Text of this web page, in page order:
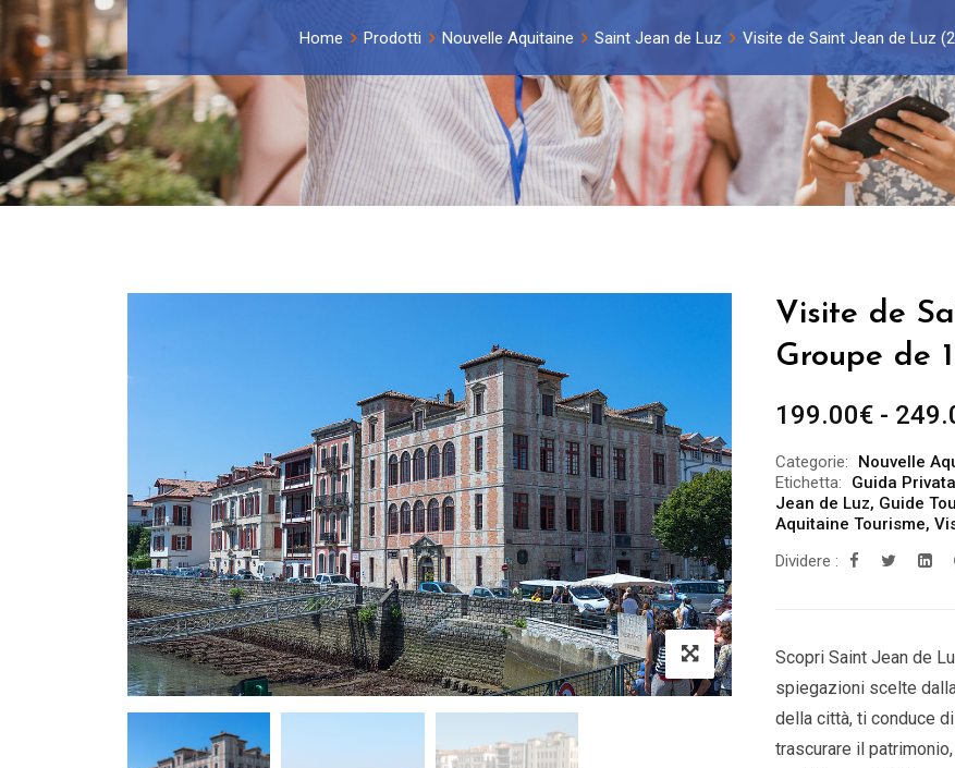
Home Prodotti Nouvelle Aquitaine Saint Jean de Luz Visite de Saint Jean de Luz
Visite de
Groupe de
199.00€ -
Categorie: Nouvelle
Etichetta:
Guida
Jean de Luz, Guide
Aquitaine Tourisme,
Dividere :
Scopri Saint Jean de
spiegazioni scelte
della città, ti conduce
trascurare il